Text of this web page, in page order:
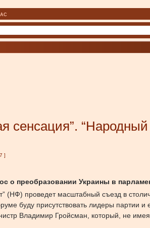
сенсация”.
]
о преобразовании Украины в
(НФ) проведет масштабный съезд в
буду присутствовать лидеры партии и
Владимир Гройсман, который, не